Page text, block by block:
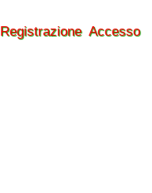
Registrazione Accesso